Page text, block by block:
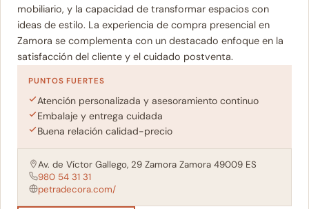
mobiliario, y la capacidad de transformar espacios con
ideas de estilo. La experiencia de compra presencial en
Zamora se complementa con un destacado enfoque en la
satisfacción del cliente y el cuidado postventa.
PUNTOS FUERTES
Atención personalizada y asesoramiento continuo
Embalaje y entrega cuidada
Buena relación calidad-precio
Av. de Víctor Gallego, 29 Zamora Zamora 49009 ES
980 54 31 31
petradecora.com/